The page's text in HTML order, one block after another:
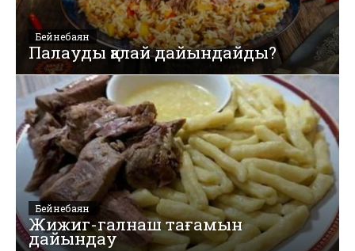
Бейнебаян
Палауды қалай дайындайды?
Бейнебаян
Жижиг-галнаш тағамын
дайындау